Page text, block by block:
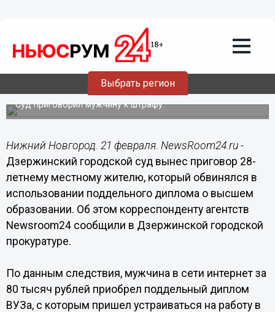
Выбрать регион
Житель Дзержинска пытался
устроиться в колонию по поддельному
Суд приговорил мужчину к штрафу.
Нижний Новгород. 21 февраля. NewsRoom24.ru -
Дзержинский городской суд вынес приговор 28-
летнему местному жителю, который обвинялся в
использовании поддельного диплома о высшем
образовании. Об этом корреспонденту агентств
Newsroom24 сообщили в Дзержинской городской
прокуратуре.
По данным следствия, мужчина в сети интернет за
80 тысяч рублей приобрел поддельный диплом
ВУЗа, с которым пришел устраиваться на работу в